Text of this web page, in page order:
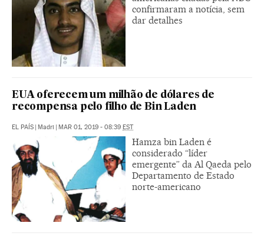
confirmaram a notícia, sem
dar detalhes
EUA oferecem um milhão de dólares de
recompensa pelo filho de Bin Laden
EL PAÍS | Madri | MAR 01, 2019 - 08:39 EST
Hamza bin Laden é
considerado “líder
emergente” da Al Qaeda pelo
Departamento de Estado
norte-americano